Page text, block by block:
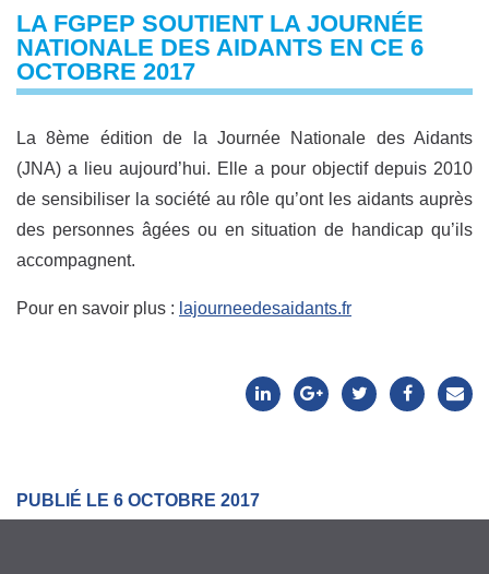
LA FGPEP SOUTIENT LA JOURNÉE
NATIONALE DES AIDANTS EN CE 6
OCTOBRE 2017
La 8ème édition de la Journée Nationale des Aidants
(JNA) a lieu aujourd’hui. Elle a pour objectif depuis 2010
de sensibiliser la société au rôle qu’ont les aidants auprès
des personnes âgées ou en situation de handicap qu’ils
accompagnent.
Pour en savoir plus : lajourneedesaidants.fr
PUBLIÉ LE 6 OCTOBRE 2017